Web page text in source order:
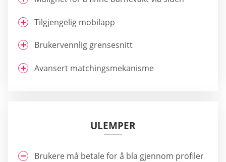
Tilgjengelig mobilapp
Brukervennlig grensesnitt
Avansert matchingsmekanisme
ULEMPER
Brukere må betale for å bla gjennom profiler